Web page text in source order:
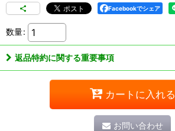
Facebookでシェア
数量:
返品特約に関する重要事項
カートに入れる
お問い合わせ